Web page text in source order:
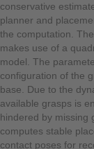
conservative
planner and
the computation.
makes use of a
model. The
configuration of the
base. Due to the
available grasps is
hindered by missing
computes stable
contact poses for